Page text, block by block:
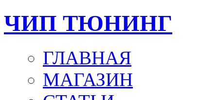
ЧИП ТЮНИНГ
ГЛАВНАЯ
МАГАЗИН